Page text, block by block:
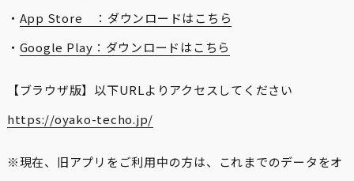
・ App Store ：ダウンロードはこちら
・ Google Play：ダウンロードはこちら
【ブラウザ版】以下URLよりアクセスしてください
https://oyako-techo.jp/
※現在、旧アプリをご利用中の方は、これまでのデータをオ